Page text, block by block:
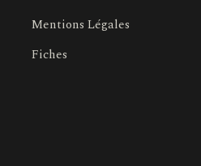
Mentions Légales
Fiches